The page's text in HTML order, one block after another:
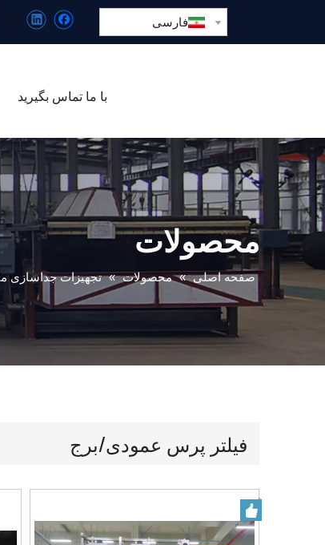
فارسی
با ما تماس بگیرید
محصولات
صفحه اصلی » محصولات » تجهیزات جداسازی
فیلتر پرس عمودی/برج